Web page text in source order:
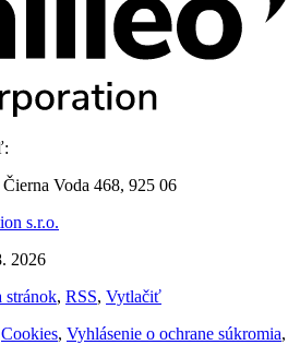
Voda 468, 925 06
s.r.o.
2026
stránok, RSS, Vytlačiť
Cookies, Vyhlásenie o ochrane súkromia,